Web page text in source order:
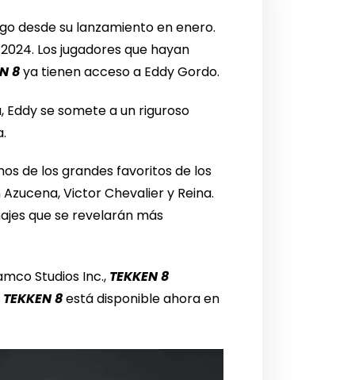
desde su lanzamiento en enero.
Los jugadores que hayan
8ya tienen acceso a Eddy Gordo.
se somete a un riguroso
de los grandes favoritos de los
Victor Chevalier y Reina.
que se revelarán más
Studios Inc., TEKKEN 8
TEKKEN 8está disponible ahora en